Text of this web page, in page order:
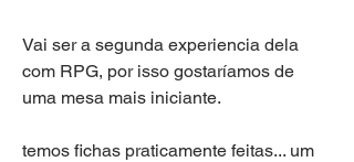
Vai ser a segunda experiencia dela
com RPG, por isso gostaríamos de
uma mesa mais iniciante.
temos fichas praticamente feitas... um